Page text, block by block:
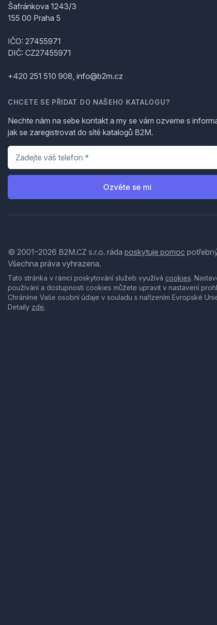
Šafránkova 1243/3
155 00 Praha 5
IČO: 27455971
DIČ: CZ27455971
+420 251 510 908, info@b2m.cz
CHCETE SE PŘIDAT DO NAŠEHO KATALOGU?
Nechte nám na sebe kontakt a my se vám ozveme s
jak se zaregistrovat do sítě katalogů B2M.
Telefon
Ozvěte se mi
© 2001–2026 B2M.CZ s.r.o. ráda poskytuje pomoc
Všechna práva vyhrazena.
Tato stránka v rámci poskytování služeb využívá cookies.
používání a dostupnosti cookies můžete upravit v nastavení
Chráníme Vaše osobní údaje v souladu s nařízením Evropské
Detaily zde.